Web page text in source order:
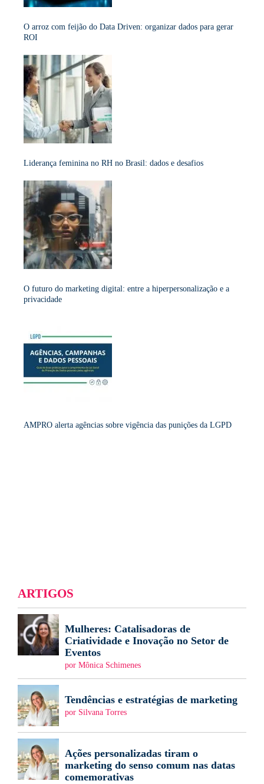
O arroz com feijão do Data Driven: organizar dados para gerar
ROI
Liderança feminina no RH no Brasil: dados e desafios
O futuro do marketing digital: entre a hiperpersonalização e a
privacidade
AMPRO alerta agências sobre vigência das punições da LGPD
ARTIGOS
Mulheres: Catalisadoras de
Criatividade e Inovação no Setor de
Eventos
por Mônica Schimenes
Tendências e estratégias de marketing
por Silvana Torres
Ações personalizadas tiram o
marketing do senso comum nas datas
comemorativas